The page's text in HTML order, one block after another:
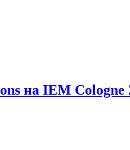
на IEM Cologne